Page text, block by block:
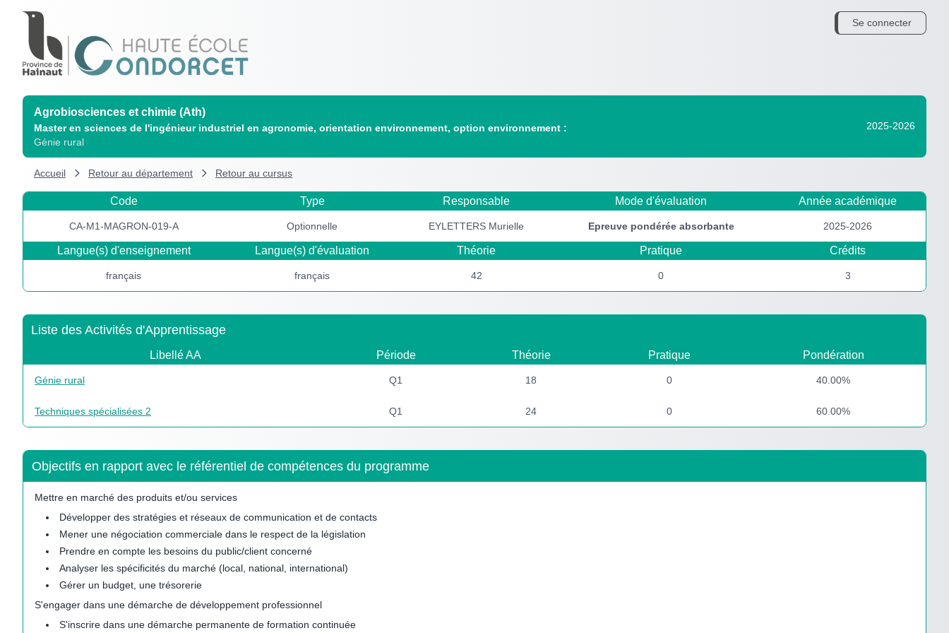
Se connecter
Agrobiosciences et chimie (Ath)
Master en sciences de l'ingénieur industriel en agronomie, orientation environnement, option environnement :
Génie rural
2025-2026
Accueil Retour au département Retour au cursus
Code Type Responsable Mode d'évaluation Année académique
CA-M1-MAGRON-019-A Optionnelle EYLETTERS Murielle Epreuve pondérée absorbante 2025-2026
Langue(s) d'enseignement Langue(s) d'évaluation Théorie Pratique Crédits
français français 42 0 3
Liste des Activités d'Apprentissage
Libellé AA Période Théorie Pratique Pondération
Génie rural Q1 18 0 40.00%
Techniques spécialisées 2 Q1 24 0 60.00%
Objectifs en rapport avec le référentiel de compétences du programme
Mettre en marché des produits et/ou services
Développer des stratégies et réseaux de communication et de contacts
Mener une négociation commerciale dans le respect de la législation
Prendre en compte les besoins du public/client concerné
Analyser les spécificités du marché (local, national, international)
Gérer un budget, une trésorerie
S'engager dans une démarche de développement professionnel
S'inscrire dans une démarche permanente de formation continuée